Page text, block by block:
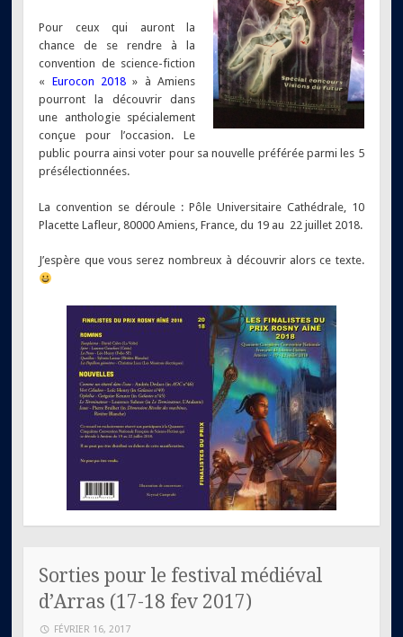
Pour ceux qui auront la
chance de se rendre à la
convention de science-fiction
« Eurocon 2018 » à Amiens
pourront la découvrir dans
une anthologie spécialement
conçue pour l’occasion. Le
public pourra ainsi voter pour sa nouvelle préférée parmi les 5
présélectionnées.
La convention se déroule : Pôle Universitaire Cathédrale, 10
Placette Lafleur, 80000 Amiens, France, du 19 au 22 juillet 2018.
J’espère que vous serez nombreux à découvrir alors ce texte.
Sorties pour le festival médiéval
d’Arras (17-18 fev 2017)
FÉVRIER 16, 2017